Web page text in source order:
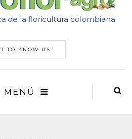
de la floricultura colombiana
TO KNOW US
MENÚ